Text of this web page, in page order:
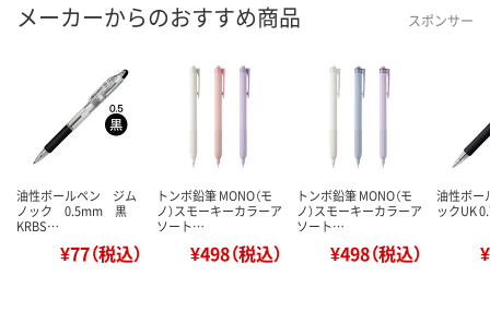
メーカーからのおすすめ商品 スポンサー
油性ボールペン ジム
ノック 0.5mm 黒
KRBS…
¥77（税込）
トンボ鉛筆 MONO（モ
ノ）スモーキーカラーア
ソート…
¥498（税込）
トンボ鉛筆 MONO（モ
ノ）スモーキーカラーア
ソート…
¥498（税込）
油性ボー
ックUK